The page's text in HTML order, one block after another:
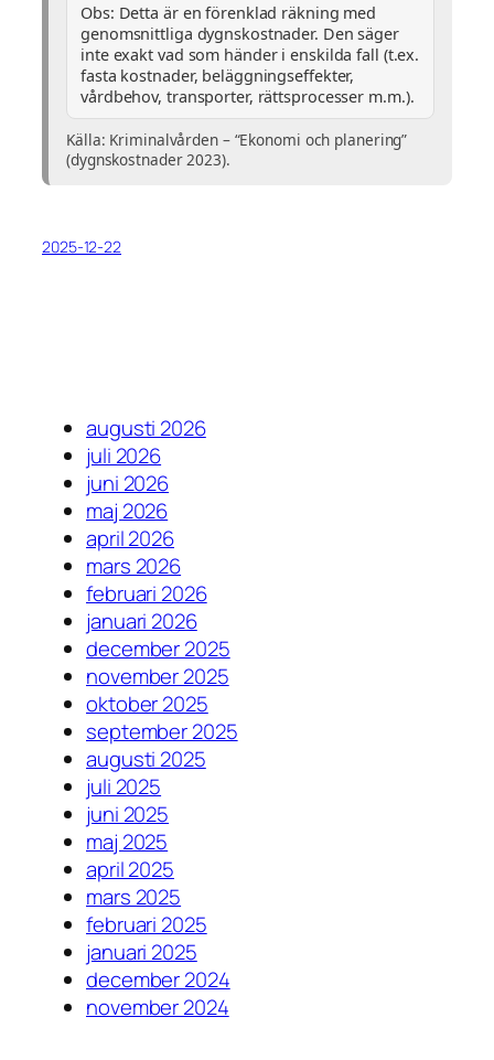
Obs: Detta är en förenklad räkning med
genomsnittliga dygnskostnader. Den säger
inte exakt vad som händer i enskilda fall (t.ex.
fasta kostnader, beläggningseffekter,
vårdbehov, transporter, rättsprocesser m.m.).
Källa: Kriminalvården – “Ekonomi och planering”
(dygnskostnader 2023).
2025-12-22
augusti 2026
juli 2026
juni 2026
maj 2026
april 2026
mars 2026
februari 2026
januari 2026
december 2025
november 2025
oktober 2025
september 2025
augusti 2025
juli 2025
juni 2025
maj 2025
april 2025
mars 2025
februari 2025
januari 2025
december 2024
november 2024